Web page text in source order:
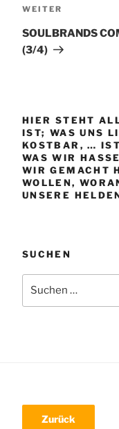
Nächster
WEITER
SOULBRANDS
(3/4)
HIER STEHT
IST; WAS UNS
KOSTBAR, …
WAS WIR
WIR GEMACHT
WOLLEN,
UNSERE
SUCHEN
nach: